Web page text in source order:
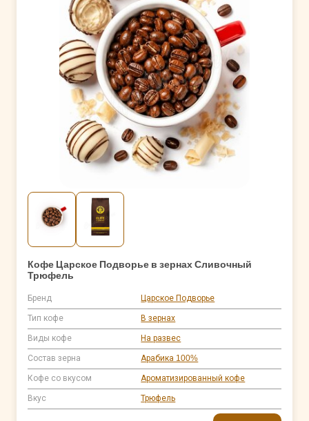
Кофе Царское Подворье в зернах Сливочный
Трюфель
Бренд Царское Подворье
Тип кофе В зернах
Виды кофе На развес
Состав зерна Арабика 100%
Кофе со вкусом Ароматизированный кофе
Вкус Трюфель